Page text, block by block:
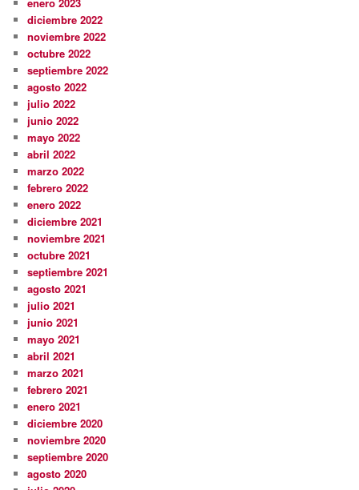
diciembre 2022
noviembre 2022
octubre 2022
septiembre 2022
agosto 2022
julio 2022
junio 2022
mayo 2022
abril 2022
marzo 2022
febrero 2022
enero 2022
diciembre 2021
noviembre 2021
octubre 2021
septiembre 2021
agosto 2021
julio 2021
junio 2021
mayo 2021
abril 2021
marzo 2021
febrero 2021
enero 2021
diciembre 2020
noviembre 2020
septiembre 2020
agosto 2020